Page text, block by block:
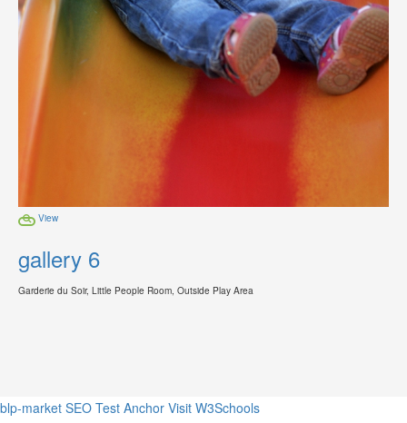
View
gallery 6
Garderie du Soir, Little People Room, Outside Play Area
blp-market SEO Test Anchor Visit W3Schools